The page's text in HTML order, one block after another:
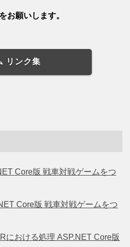
お願いします。
リンク集
Core版 戦車対戦ゲームをつ
Core版 戦車対戦ゲームをつ
における処理 ASP.NET Core版